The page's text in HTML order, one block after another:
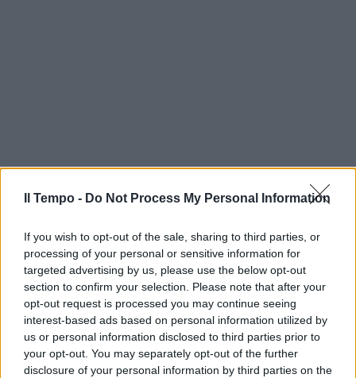
Il Tempo - Do Not Process My Personal Information
If you wish to opt-out of the sale, sharing to third parties, or
processing of your personal or sensitive information for
targeted advertising by us, please use the below opt-out
section to confirm your selection. Please note that after your
opt-out request is processed you may continue seeing
interest-based ads based on personal information utilized by
us or personal information disclosed to third parties prior to
your opt-out. You may separately opt-out of the further
disclosure of your personal information by third parties on the